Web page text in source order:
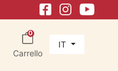
0
Carrello
IT